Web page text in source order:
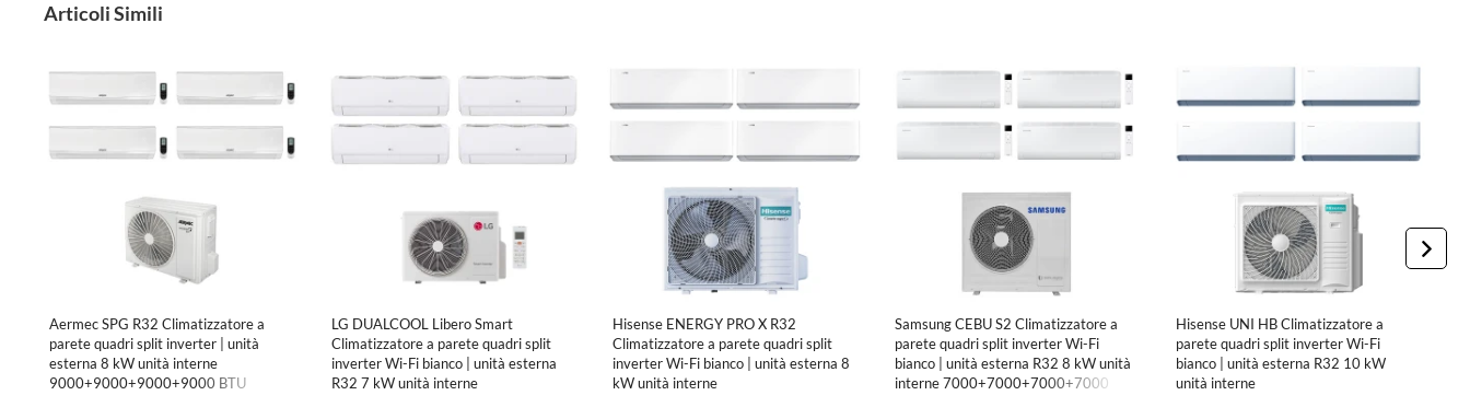
Articoli Simili
Aermec SPG R32 Climatizzatore a
parete quadri split inverter | unità
esterna 8 kW unità interne
9000+9000+9000+9000 BTU
LG DUALCOOL Libero Smart
Climatizzatore a parete quadri split
inverter Wi-Fi bianco | unità esterna
R32 7 kW unità interne
Hisense ENERGY PRO X R32
Climatizzatore a parete quadri split
inverter Wi-Fi bianco | unità esterna 8
kW unità interne
Samsung CEBU S2 Climatizzatore a
parete quadri split inverter Wi-Fi
bianco | unità esterna R32 8 kW unità
interne 7000+7000+7000+7000
Hisense UNI HB Climatizzatore a
parete quadri split inverter Wi-Fi
bianco | unità esterna R32 10 kW
unità interne